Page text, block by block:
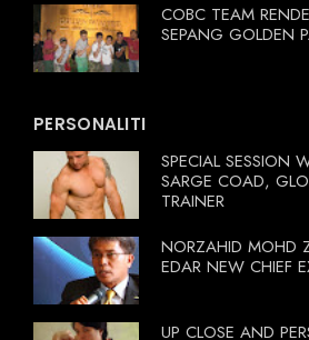
COBC TEAM
SEPANG GOLDEN
PERSONALITI
SPECIAL SESSION
SARGE COAD,
TRAINER
NORZAHID MOHD
EDAR NEW CHIEF
UP CLOSE AND